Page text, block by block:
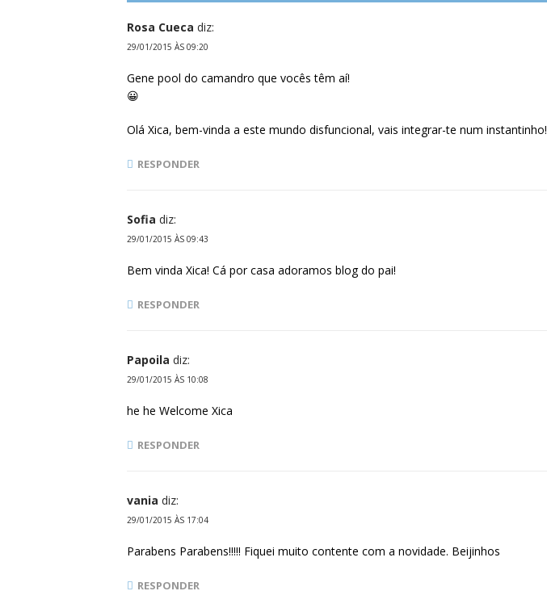
Rosa Cueca diz:
29/01/2015 ÀS 09:20
Gene pool do camandro que vocês têm aí!
😀
Olá Xica, bem-vinda a este mundo disfuncional, vais integrar-te num instantinho!
RESPONDER
Sofia diz:
29/01/2015 ÀS 09:43
Bem vinda Xica! Cá por casa adoramos blog do pai!
RESPONDER
Papoila diz:
29/01/2015 ÀS 10:08
he he Welcome Xica
RESPONDER
vania diz:
29/01/2015 ÀS 17:04
Parabens Parabens!!!!! Fiquei muito contente com a novidade. Beijinhos
RESPONDER